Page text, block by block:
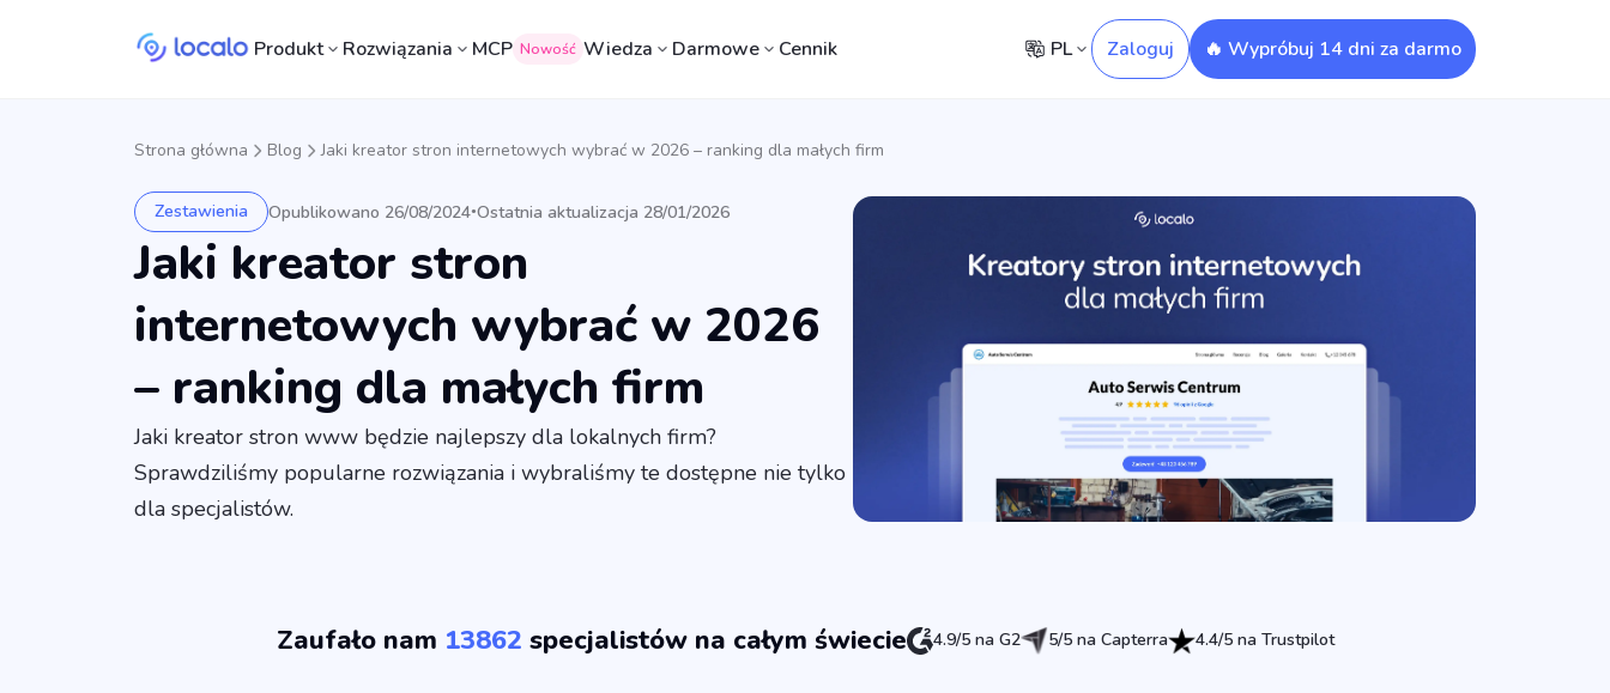
Produkt Rozwiązania MCP Nowość Wiedza Darmowe Cennik PL Zaloguj 🔥 Wypróbuj 14 dni za darmo
Strona główna Blog Jaki kreator stron internetowych wybrać w 2026 – ranking dla małych firm
Zestawienia Opublikowano 26/08/2024•Ostatnia aktualizacja 28/01/2026
Jaki kreator stron
internetowych wybrać w 2026
– ranking dla małych firm
Jaki kreator stron www będzie najlepszy dla lokalnych firm?
Sprawdziliśmy popularne rozwiązania i wybraliśmy te dostępne nie tylko
dla specjalistów.
Zaufało nam 13862 specjalistów na całym świecie 4.9/5 na G2 5/5 na Capterra 4.4/5 na Trustpilot